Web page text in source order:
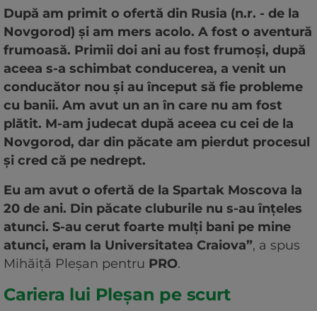
După am primit o ofertă din Rusia (n.r. - de la
Novgorod) și am mers acolo. A fost o aventură
frumoasă. Primii doi ani au fost frumoși, după
aceea s-a schimbat conducerea, a venit un
conducător nou și au început să fie probleme
cu banii. Am avut un an în care nu am fost
plătit. M-am judecat după aceea cu cei de la
Novgorod, dar din păcate am pierdut procesul
și cred că pe nedrept.
Eu am avut o ofertă de la Spartak Moscova la
20 de ani. Din păcate cluburile nu s-au înțeles
atunci. S-au cerut foarte mulți bani pe mine
atunci, eram la Universitatea Craiova”, a spus
Mihăiță Pleșan pentru PRO.
Cariera lui Pleșan pe scurt